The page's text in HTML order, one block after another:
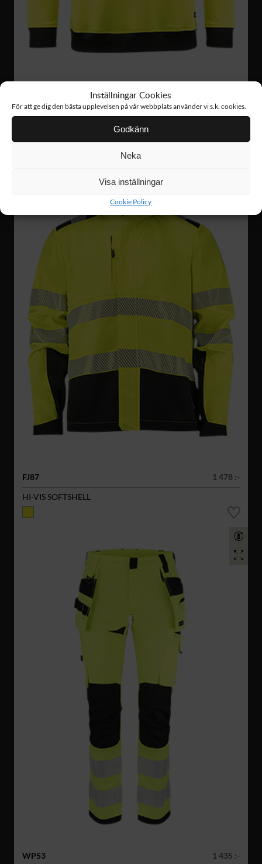
Inställningar Cookies
För att ge dig den bästa upplevelsen på vår webbplats använder vi s.k. cookies.
Godkänn
Neka
Visa inställningar
Cookie Policy
HI-VIS SWEATSHIRT
FJ87
1 478 :-
HI-VIS SOFTSHELL
WP53 1 435 :-